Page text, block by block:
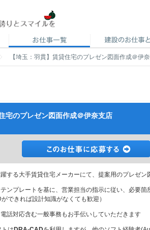
【埼玉：羽貫】賃貸住宅のプレゼン図面作成＠伊
宅のプレゼン図面作成＠伊奈支店
する大手賃貸住宅メーカーにて、提案用のプレゼン
ンプレートを基に、営業担当の指示に従い、必要箇
できれば設計知識がなくても歓迎）
話対応含む一般事務もお手伝いしていただきます